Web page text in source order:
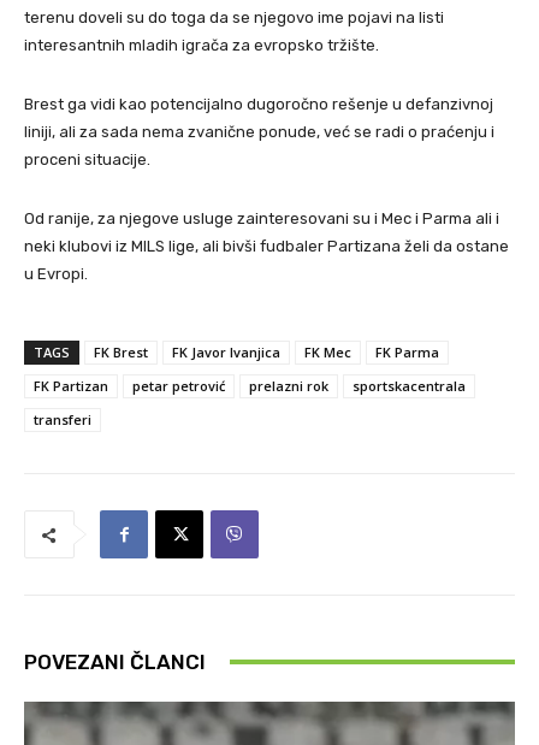
terenu doveli su do toga da se njegovo ime pojavi na listi
interesantnih mladih igrača za evropsko tržište.
Brest ga vidi kao potencijalno dugoročno rešenje u defanzivnoj
liniji, ali za sada nema zvanične ponude, već se radi o praćenju i
proceni situacije.
Od ranije, za njegove usluge zainteresovani su i Mec i Parma ali i
neki klubovi iz MlLS lige, ali bivši fudbaler Partizana želi da ostane
u Evropi.
TAGS FK Brest FK Javor Ivanjica FK Mec
FK Parma
FK Partizan
petar petrović prelazni rok
sportskacentrala
transferi
POVEZANI ČLANCI